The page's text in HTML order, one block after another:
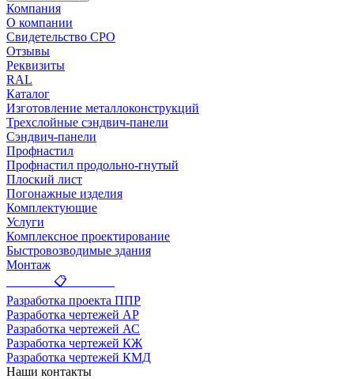
Компания
О компании
Свидетельство СРО
Отзывы
Реквизиты
RAL
Каталог
Изготовление металлоконструкций
Трехслойные сэндвич-панели
Сэндвич-панели
Профнастил
Профнастил продольно-гнутый
Плоский лист
Погонажные изделия
Комплектующие
Услуги
Комплексное проектирование
Быстровозводимые здания
Монтаж
_______ 📋 _______
Разработка проекта ППР
Разработка чертежей АР
Разработка чертежей АС
Разработка чертежей КЖ
Разработка чертежей КМД
Наши контакты